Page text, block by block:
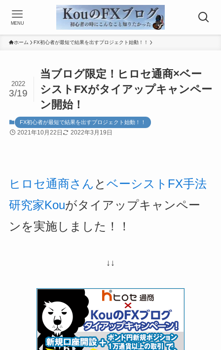
MENU
ホーム FX初心者が最短で結果を出すプロジェクト始動！！
当ブログ限定！ヒロセ通商×ベー
シストFXがタイアップキャンペー
ン開始！
2022
3/19
FX初心者が最短で結果を出すプロジェクト始動！！
2021年10月22日 2022年3月19日
ヒロセ通商さん と ベーシストFX手法
研究家Kouがタイアップキャンペー
ンを実施しました！！
↓↓